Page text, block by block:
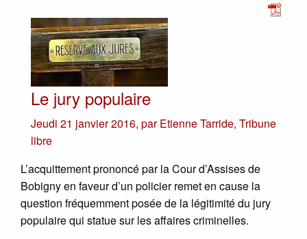
Le jury populaire
Jeudi 21 janvier 2016, parEtienne Tarride, Tribune
libre
L’acquittement prononcé par la Cour d’Assises de
Bobigny en faveur d’un policier remet en cause la
question fréquemment posée de la légitimité du jury
populaire qui statue sur les affaires criminelles.